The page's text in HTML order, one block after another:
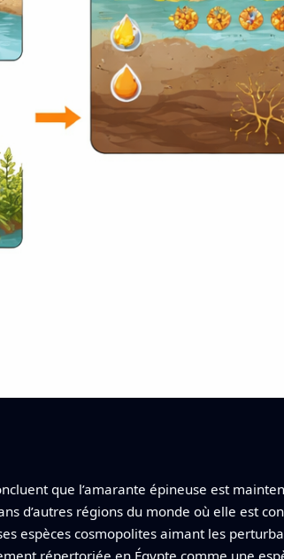
que l’amarante épineuse est
d’autres régions du monde où elle est
espèces cosmopolites aimant les
répertoriée en Égypte comme une